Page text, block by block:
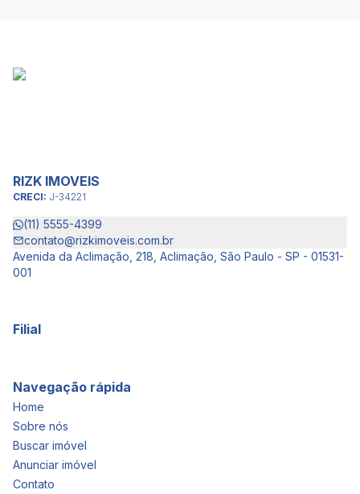
RIZK IMOVEIS
CRECI: J-34221
(11) 5555-4399
contato@rizkimoveis.com.br
Avenida da Aclimação, 218, Aclimação, São Paulo - SP - 01531-
001
Filial
Navegação rápida
Home
Sobre nós
Buscar imóvel
Anunciar imóvel
Contato